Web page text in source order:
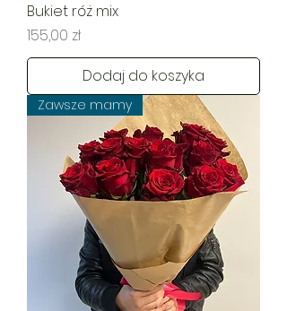
Bukiet róż mix
Cena
155,00 zł
Dodaj do koszyka
Zawsze mamy